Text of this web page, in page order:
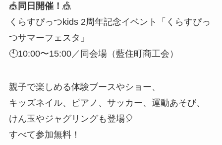
🎪 同日開催！ 🎪
くらすぴっつkids 2周年記念イベント「くらすぴっ
つサマーフェスタ」
🕙10:00〜15:00／同会場（藍住町商工会）
親子で楽しめる体験ブースやショー、
キッズネイル、ピアノ、サッカー、運動あそび、
けん玉やジャグリングも登場🎈
すべて参加無料！